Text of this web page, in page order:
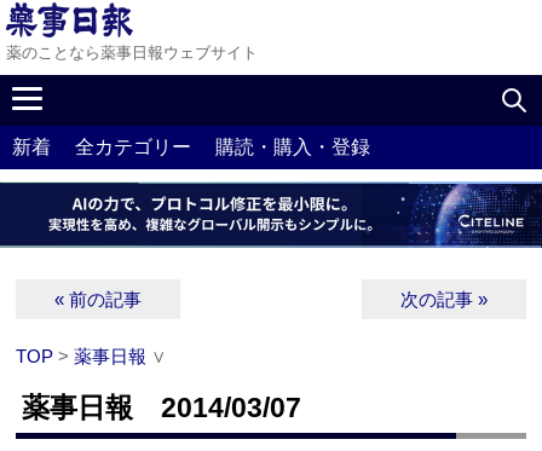
薬のことなら薬事日報ウェブサイト
新着 全カテゴリー 購読・購入・登録
« 前の記事 次の記事 »
TOP >薬事日報 ∨
薬事日報 2014/03/07